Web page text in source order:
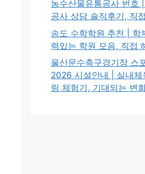
농수산물유통공사 번호
공사 상담 솔직후기, 직
송도 수학학원 추천 | 학
력있는 학원 모음, 직접
울산문수축구경기장 스
2026 시설안내 | 실내체
링 체험기, 기대되는 변